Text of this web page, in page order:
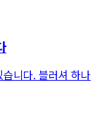
니다. 블러셔 하나